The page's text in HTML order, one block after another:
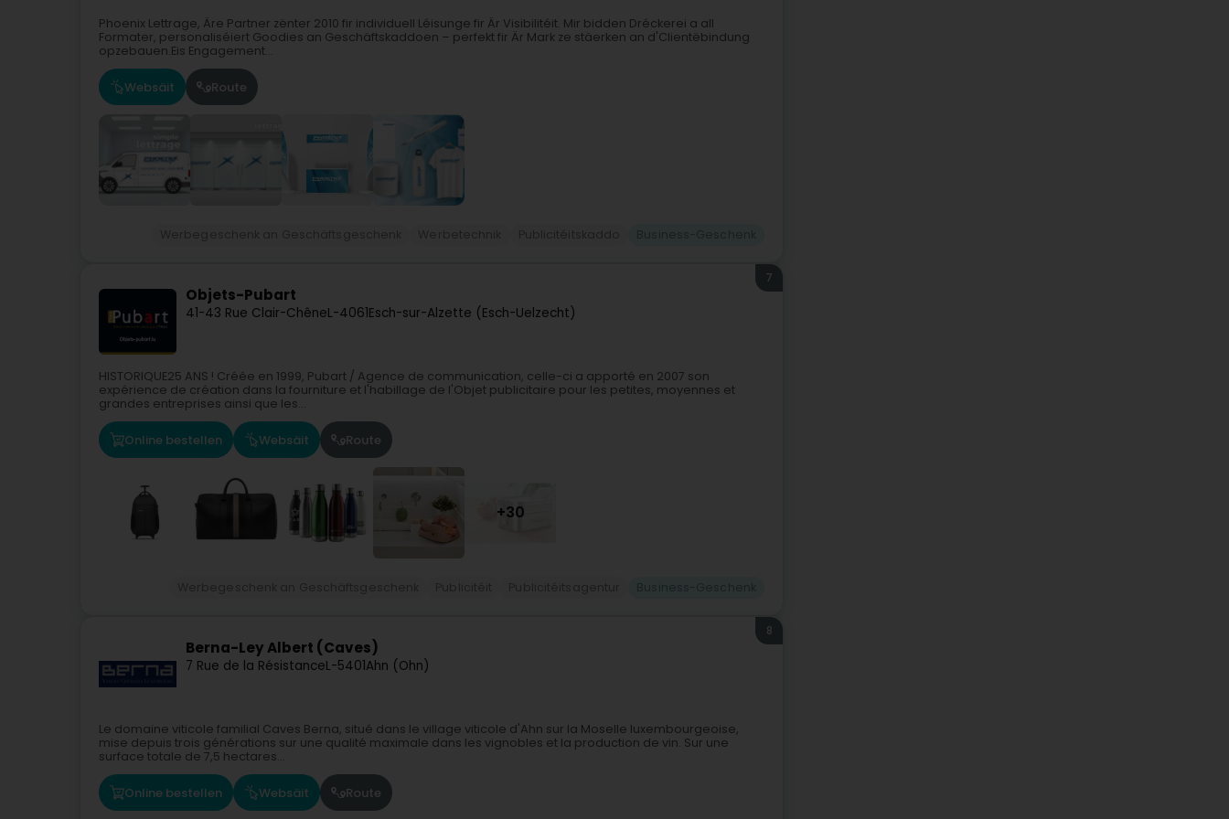
Phoenix Lettrage, Äre Partner zënter 2010 fir individuell Léisunge fir Är Visibilitéit. Mir bidden Dréckerei a all
Formater, personaliséiert Goodies an Geschäftskaddoen – perfekt fir Är Mark ze stäerken an d'Clientëbindung
opzebauen.Eis Engagement...
Websäit Route
Objets-Pubart
41-43 Rue Clair-ChêneL-4061Esch-sur-Alzette (Esch-Uelzecht)
7
HISTORIQUE25 ANS ! Créée en 1999, Pubart / Agence de communication, celle-ci a apporté en 2007 son
expérience de création dans la fourniture et l'habillage de l'Objet publicitaire pour les petites, moyennes et
grandes entreprises ainsi que les...
Online bestellen Websäit Route
+30
Berna-Ley Albert (Caves)
7 Rue de la RésistanceL-5401Ahn (Ohn)
8
Le domaine viticole familial Caves Berna, situé dans le village viticole d'Ahn sur la Moselle luxembourgeoise,
mise depuis trois générations sur une qualité maximale dans les vignobles et la production de vin. Sur une
surface totale de 7,5 hectares...
Online bestellen Websäit Route